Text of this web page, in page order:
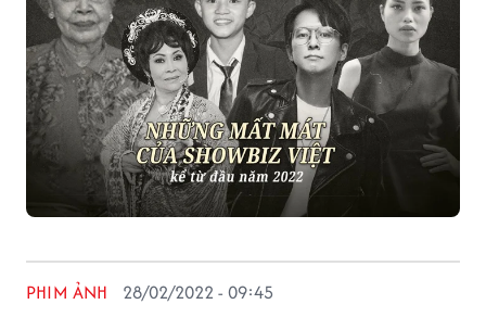
PHIM ẢNH 28/02/2022 - 09:45